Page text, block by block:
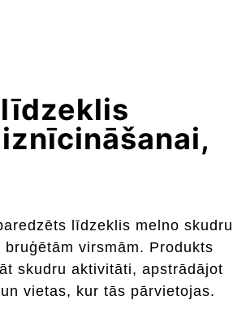
līdzeklis melno skudru
virsmām. Produkts
skudru aktivitāti, apstrādājot
vietas, kur tās pārvietojas.